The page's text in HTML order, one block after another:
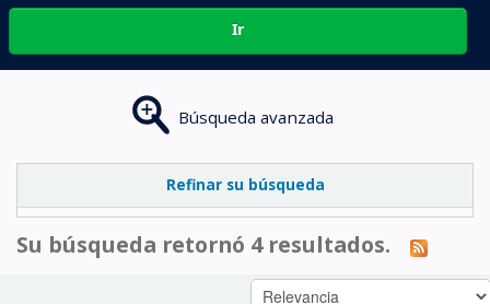
Ir
Búsqueda avanzada
Refinar su búsqueda
Su búsqueda retornó 4 resultados.